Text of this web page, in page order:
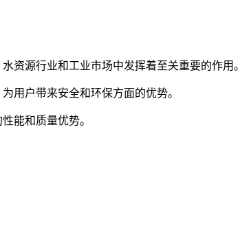
资源行业和工业市场中发挥着至关重要的作用。
用户带来安全和环保方面的优势。
能和质量优势。